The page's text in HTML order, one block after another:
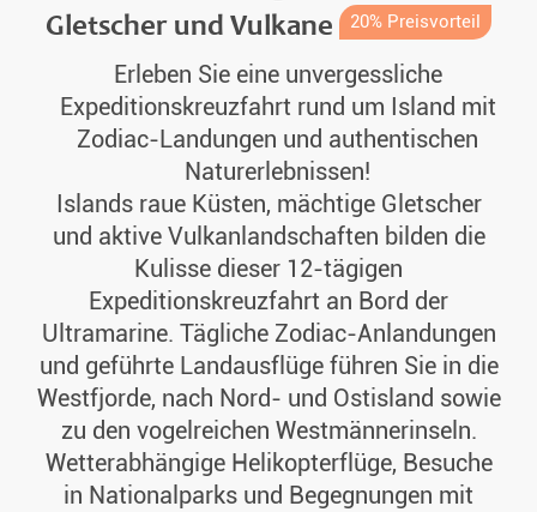
Gletscher und Vulkane
20% Preisvorteil
Erleben Sie eine unvergessliche
Expeditionskreuzfahrt rund um Island mit
Zodiac-Landungen und authentischen
Naturerlebnissen!
Islands raue Küsten, mächtige Gletscher
und aktive Vulkanlandschaften bilden die
Kulisse dieser 12-tägigen
Expeditionskreuzfahrt an Bord der
Ultramarine. Tägliche Zodiac-Anlandungen
und geführte Landausflüge führen Sie in die
Westfjorde, nach Nord- und Ostisland sowie
zu den vogelreichen Westmännerinseln.
Wetterabhängige Helikopterflüge, Besuche
in Nationalparks und Begegnungen mit